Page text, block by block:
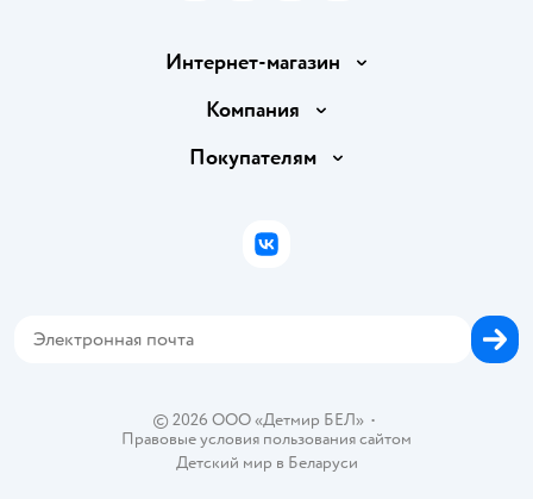
Интернет-магазин
Доставка и оплата
Правила продажи
Политика использования файлов cookie
Компания
Вакансии
Покупателям
Бонусные карты
© 2026 ООО «Детмир БЕЛ»•
Правовые условия пользования сайтом
Детский мир в Беларуси
ВКонтакте